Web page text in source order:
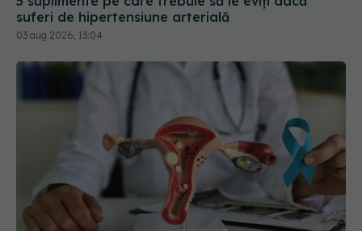
03 aug 2026, 13:04